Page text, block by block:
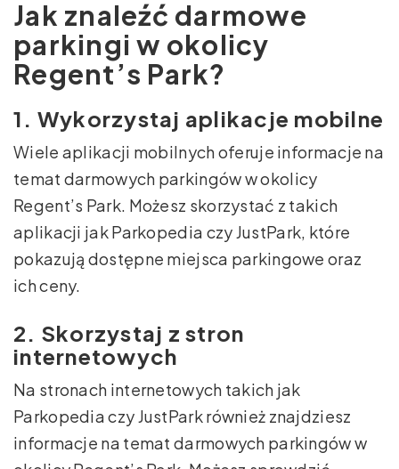
Jak znaleźć darmowe
parkingi w okolicy
Regent’s Park?
1. Wykorzystaj aplikacje mobilne
Wiele aplikacji mobilnych oferuje informacje na
temat darmowych parkingów w okolicy
Regent’s Park. Możesz skorzystać z takich
aplikacji jak Parkopedia czy JustPark, które
pokazują dostępne miejsca parkingowe oraz
ich ceny.
2. Skorzystaj z stron
internetowych
Na stronach internetowych takich jak
Parkopedia czy JustPark również znajdziesz
informacje na temat darmowych parkingów w